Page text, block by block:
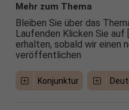
Mehr zum Thema
Bleiben Sie über das
Laufenden Klicken Sie auf
erhalten, sobald wir einen
veröffentlichen
Konjunktur